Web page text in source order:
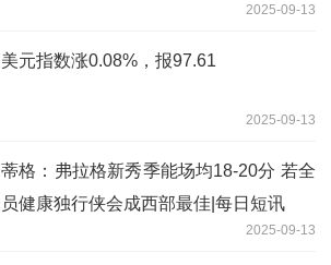
2025-09-13
美元指数涨0.08%，报97.61
2025-09-13
蒂格：弗拉格新秀季能场均18-20分 若全
员健康独行侠会成西部最佳|每日短讯
2025-09-13